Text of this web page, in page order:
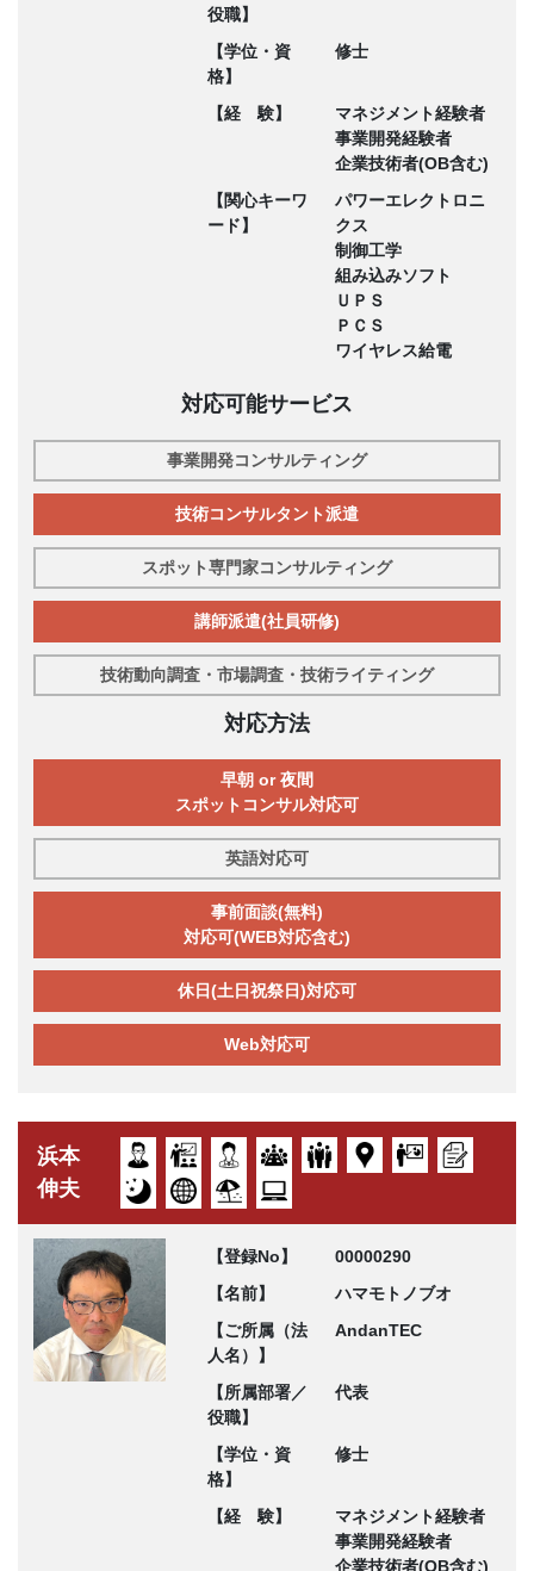
役職】
【学位・資
格】
修士
【経 験】
マネジメント経験者
事業開発経験者
企業技術者(OB含む)
【関心キーワ
ード】
パワーエレクトロニ
クス
制御工学
組み込みソフト
ＵＰＳ
ＰＣＳ
ワイヤレス給電
対応可能サービス
事業開発コンサルティング
技術コンサルタント派遣
スポット専門家コンサルティング
講師派遣(社員研修)
技術動向調査・市場調査・技術ライティング
対応方法
早朝 or 夜間
スポットコンサル対応可
英語対応可
事前面談(無料)
対応可(WEB対応含む)
休日(土日祝祭日)対応可
Web対応可
浜本
伸夫
【登録No】
00000290
【名前】
ハマモトノブオ
【ご所属（法
人名）】
AndanTEC
【所属部署／
役職】
代表
【学位・資
格】
修士
【経 験】
マネジメント経験者
事業開発経験者
企業技術者(OB含む)